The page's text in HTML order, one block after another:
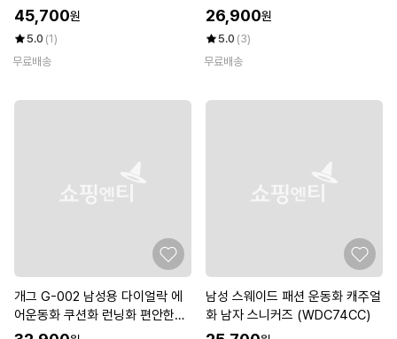
45,700원
5.0 (1)
무료배송
캐주얼화
26,900원
5.0 (3)
무료배송
개그 G-002 남성용 다이얼락 에
어운동화 쿠션화 런닝화 편안한슈
즈
남성 스웨이드 패션 운동화 캐주얼
화 남자 스니커즈 (WDC74CC)